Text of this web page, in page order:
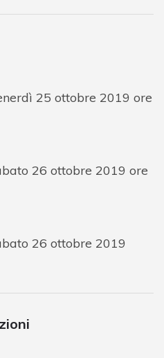
25 ottobre 2019 ore
26 ottobre 2019 ore
26 ottobre 2019